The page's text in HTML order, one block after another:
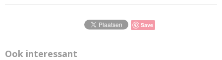
Save
Ook interessant